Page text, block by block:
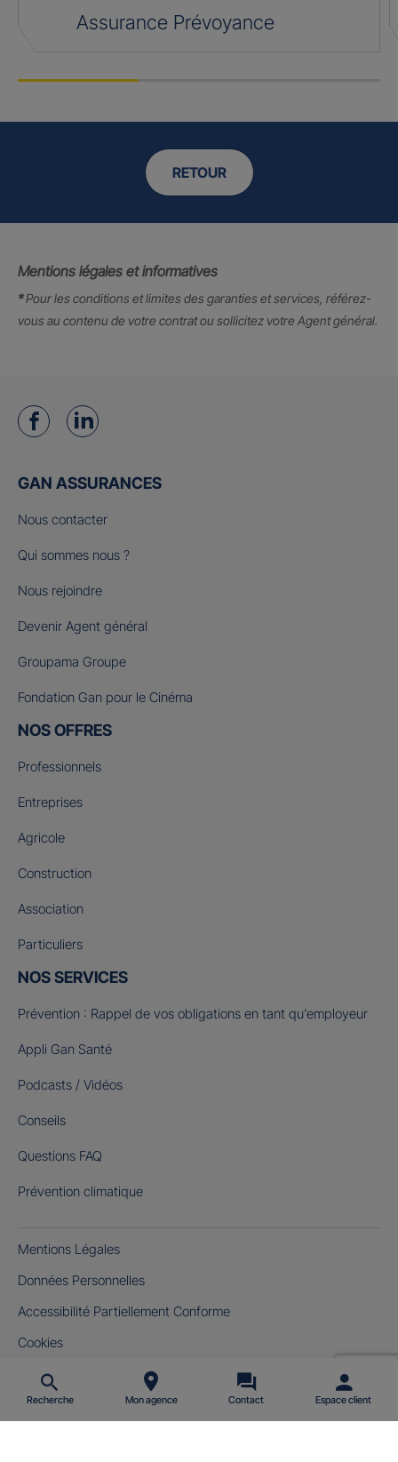
Assurance Prévoyance
RETOUR
Mentions légales et informatives
*Pour les conditions et limites des garanties et services, référez-
vous au contenu de votre contrat ou sollicitez votre Agent général.
Recherche Mon agence Contact Espace client
GAN ASSURANCES
Nous contacter
Qui sommes nous ?
Nous rejoindre
Devenir Agent général
Groupama Groupe
Fondation Gan pour le Cinéma
NOS OFFRES
Professionnels
Entreprises
Agricole
Construction
Association
Particuliers
NOS SERVICES
Prévention : Rappel de vos obligations en tant qu’employeur
Appli Gan Santé
Podcasts / Vidéos
Conseils
Questions FAQ
Prévention climatique
Mentions Légales
Données Personnelles
Accessibilité Partiellement Conforme
Cookies
Gérer mes cookies